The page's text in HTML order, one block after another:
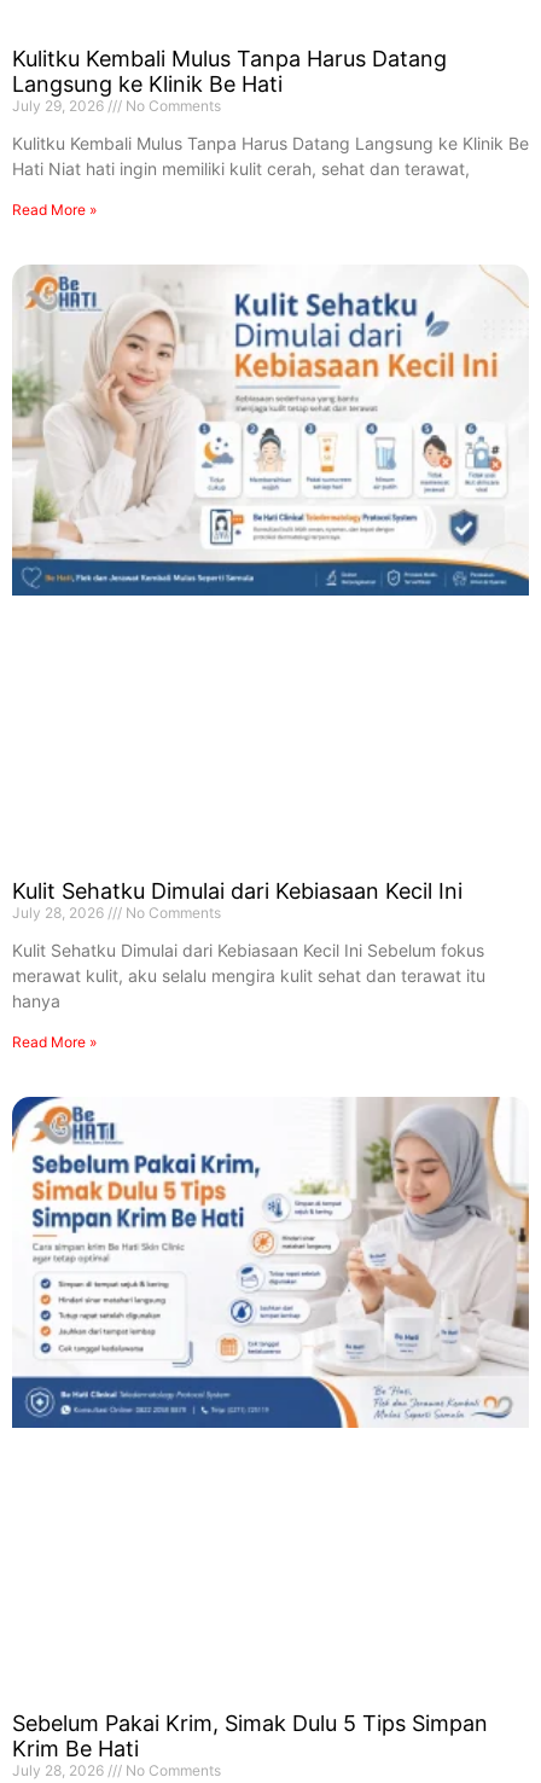
Kulitku Kembali Mulus Tanpa Harus Datang
Langsung ke Klinik Be Hati
July 29, 2026 No Comments
Kulitku Kembali Mulus Tanpa Harus Datang Langsung ke Klinik Be
Hati Niat hati ingin memiliki kulit cerah, sehat dan terawat,
Read More »
Kulit Sehatku Dimulai dari Kebiasaan Kecil Ini
July 28, 2026 No Comments
Kulit Sehatku Dimulai dari Kebiasaan Kecil Ini Sebelum fokus
merawat kulit, aku selalu mengira kulit sehat dan terawat itu
hanya
Read More »
Sebelum Pakai Krim, Simak Dulu 5 Tips Simpan
Krim Be Hati
July 28, 2026 No Comments